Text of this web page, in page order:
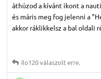
áthúzod a kívánt ikont a
és máris meg fog jelenni a
akkor ráklikkelsz a bal oldali
ilo120válaszolt erre.